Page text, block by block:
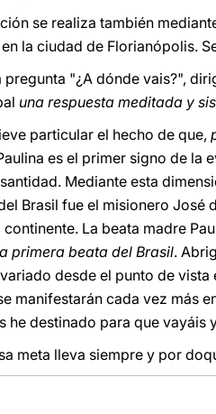
se realiza también
la ciudad de Florianópolis.
pregunta "¿A dónde vais?",
una respuesta meditada y
particular el hecho de que,
es el primer signo de la
Mediante esta
Brasil fue el misionero José
La beata madre
primera beata del Brasil.
desde el punto de
manifestarán cada vez más
he destinado para que
meta lleva siempre y por